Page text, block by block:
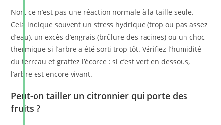
Non, ce n’est pas une réaction normale à la taille seule.
Cela indique souvent un stress hydrique (trop ou pas assez
d’eau), un excès d’engrais (brûlure des racines) ou un choc
thermique si l’arbre a été sorti trop tôt. Vérifiez l’humidité
du terreau et grattez l’écorce : si c’est vert en dessous,
l’arbre est encore vivant.
Peut-on tailler un citronnier qui porte des
fruits ?